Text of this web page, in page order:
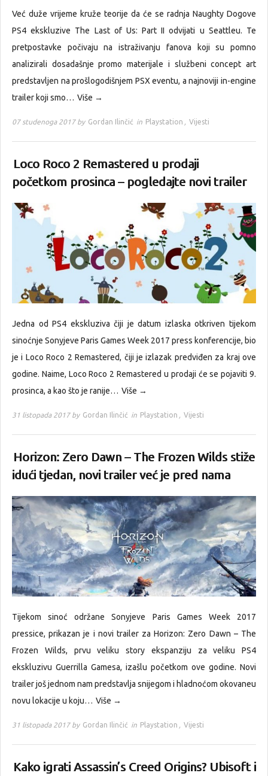
Već duže vrijeme kruže teorije da će se radnja Naughty Dogove
PS4 ekskluzive The Last of Us: Part II odvijati u Seattleu. Te
pretpostavke počivaju na istraživanju fanova koji su pomno
analizirali dosadašnje promo materijale i službeni concept art
predstavljen na prošlogodišnjem PSX eventu, a najnoviji in-engine
trailer koji smo… Više →
07 studenoga 2017 by Gordan Ilinčić in Playstation , Vijesti
Loco Roco 2 Remastered u prodaji
početkom prosinca – pogledajte novi trailer
Jedna od PS4 ekskluziva čiji je datum izlaska otkriven tijekom
sinoćnje Sonyjeve Paris Games Week 2017 press konferencije, bio
je i Loco Roco 2 Remastered, čiji je izlazak predviđen za kraj ove
godine. Naime, Loco Roco 2 Remastered u prodaji će se pojaviti 9.
prosinca, a kao što je ranije… Više →
31 listopada 2017 by Gordan Ilinčić in Playstation , Vijesti
Horizon: Zero Dawn – The Frozen Wilds stiže
idući tjedan, novi trailer već je pred nama
Tijekom sinoć održane Sonyjeve Paris Games Week 2017
pressice, prikazan je i novi trailer za Horizon: Zero Dawn – The
Frozen Wilds, prvu veliku story ekspanziju za veliku PS4
ekskluzivu Guerrilla Gamesa, izašlu početkom ove godine. Novi
trailer još jednom nam predstavlja snijegom i hladnoćom okovaneu
novu lokacije u koju… Više →
31 listopada 2017 by Gordan Ilinčić in Playstation , Vijesti
Kako igrati Assassin’s Creed Origins? Ubisoft i